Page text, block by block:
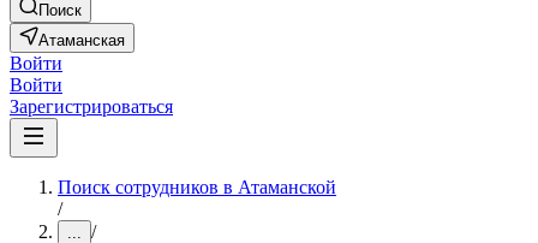
Поиск
Атаманская
Войти
Войти
Зарегистрироваться
Поиск сотрудников в Атаманской
/
... /